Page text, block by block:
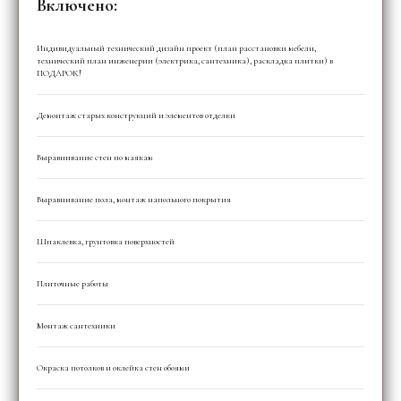
Включено:
Индивидуальный технический дизайн проект (план расстановки мебели,
технический план инженерии (электрика, сантехника), раскладка плитки) в
ПОДАРОК!
Демонтаж старых конструкций и элементов отделки
Выравнивание стен по маякам
Выравнивание пола, монтаж напольного покрытия
Шпаклевка, грунтовка поверхностей
Плиточные работы
Монтаж сантехники
Окраска потолков и оклейка стен обоями